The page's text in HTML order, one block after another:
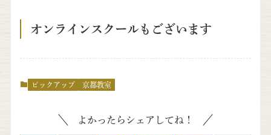
オンラインスクールもございます
ピックアップ 京都教室
よかったらシェアしてね！